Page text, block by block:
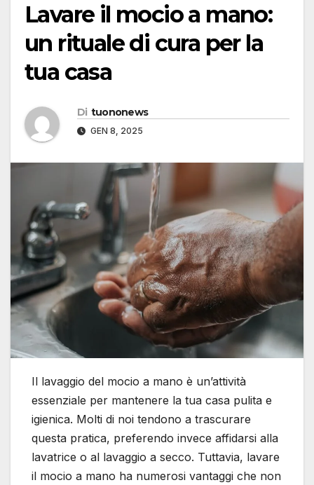
Lavare il mocio a mano:
un rituale di cura per la
tua casa
Di tuononews
GEN 8, 2025
Il lavaggio del mocio a mano è un’attività
essenziale per mantenere la tua casa pulita e
igienica. Molti di noi tendono a trascurare
questa pratica, preferendo invece affidarsi alla
lavatrice o al lavaggio a secco. Tuttavia, lavare
il mocio a mano ha numerosi vantaggi che non